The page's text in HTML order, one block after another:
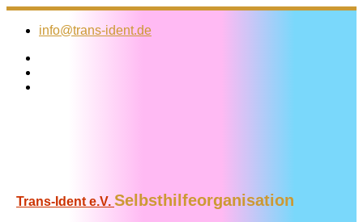
Zum
Inhalt
info@trans-ident.de
Trans-Ident e.V. Selbsthilfeorganisation